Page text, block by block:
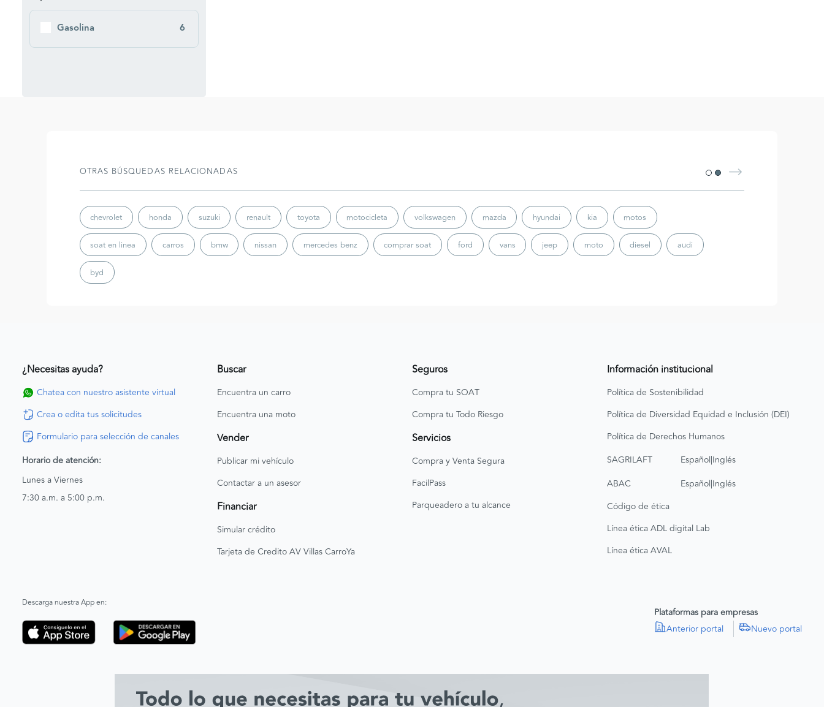
Gasolina 6
OTRAS BÚSQUEDAS RELACIONADAS
chevrolet honda suzuki renault toyota motocicleta volkswagen mazda hyundai kia motos
soat en linea carros bmw nissan mercedes benz comprar soat ford vans jeep moto diesel audi
byd
¿Necesitas ayuda?
Chatea con nuestro asistente virtual
Crea o edita tus solicitudes
Formulario para selección de canales
Horario de atención:
Lunes a Viernes
7:30 a.m. a 5:00 p.m.
Buscar
Encuentra un carro
Encuentra una moto
Vender
Publicar mi vehículo
Contactar a un asesor
Financiar
Simular crédito
Tarjeta de Credito AV Villas CarroYa
Seguros
Compra tu SOAT
Compra tu Todo Riesgo
Servicios
Compra y Venta Segura
FacilPass
Parqueadero a tu alcance
Información institucional
Política de Sostenibilidad
Política de Diversidad Equidad e Inclusión (DEI)
Política de Derechos Humanos
SAGRILAFT
Español|Inglés
ABAC
Español|Inglés
Código de ética
Línea ética ADL digital Lab
Línea ética AVAL
Descarga nuestra App en:
Plataformas para empresas
Anterior portal
Nuevo portal